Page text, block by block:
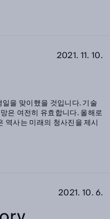
2021. 11. 10.
을 맞이했을 것입니다. 기술
은 여전히 유효합니다. 올해로
역사는 미래의 청사진을 제시
2021. 10. 6.